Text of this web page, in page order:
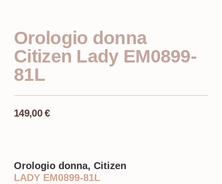
Orologio donna
Citizen Lady EM0899-
81L
149,00€
Orologio donna, Citizen
LADY EM0899-81L